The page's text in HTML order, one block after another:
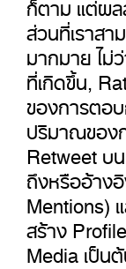
ส่วนที่เราสา
มากมาย ไม่
ที่เกิดขึ้น,
ของการตอ
ปริมาณของ
Retweet บ
ถึงหรืออ้าง
Mentions)
สร้าง
Media เป็น